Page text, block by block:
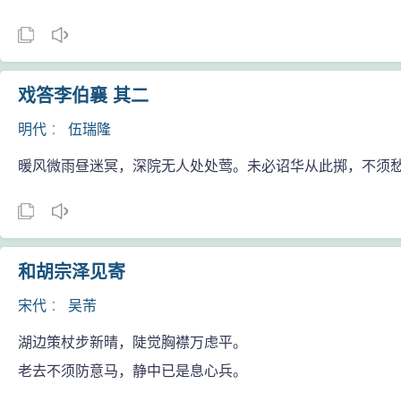
戏答李伯襄 其二
明代 ： 伍瑞隆
暖风微雨昼迷冥，深院无人处处莺。未必诏华从此掷，不须
和胡宗泽见寄
宋代 ： 吴芾
湖边策杖步新晴，陡觉胸襟万虑平。
老去不须防意马，静中已是息心兵。